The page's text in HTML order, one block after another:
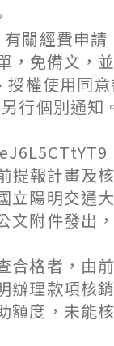
。
關經費申請
，免備文，
授權使用同
行個別通知
提報計畫及
立陽明交通
文附件發出
合格者，由
辦理款項核
額度，未能